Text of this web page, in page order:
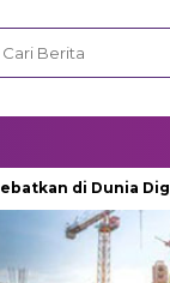
Dunia Digital